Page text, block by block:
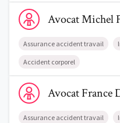
Voir le profil de
AvocatMichel
Assurance accident travail
Accident corporel
Voir le profil de
AvocatFrance
Assurance accident travail